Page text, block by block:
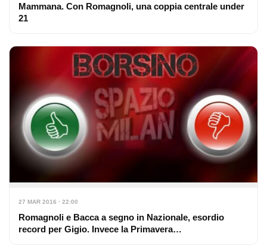
Mammana. Con Romagnoli, una coppia centrale under
21
27 MAR 2016 · 22:00
Romagnoli e Bacca a segno in Nazionale, esordio
record per Gigio. Invece la Primavera…